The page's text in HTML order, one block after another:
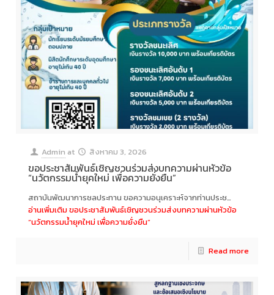
Admin at สิงหาคม 3, 2026
ขอประชาสัมพันธ์เชิญชวนร่วมส่งบทความผ่านหัวข้อ
“นวัตกรรมน้ำยุคใหม่ เพื่อความยั่งยืน”
สถาบันพัฒนาการชลประทาน ขอความอนุเคราะห์จากท่านประช…
อ่านเพิ่มเติมขอประชาสัมพันธ์เชิญชวนร่วมส่งบทความผ่านหัวข้อ
“นวัตกรรมน้ำยุคใหม่ เพื่อความยั่งยืน”
Read more